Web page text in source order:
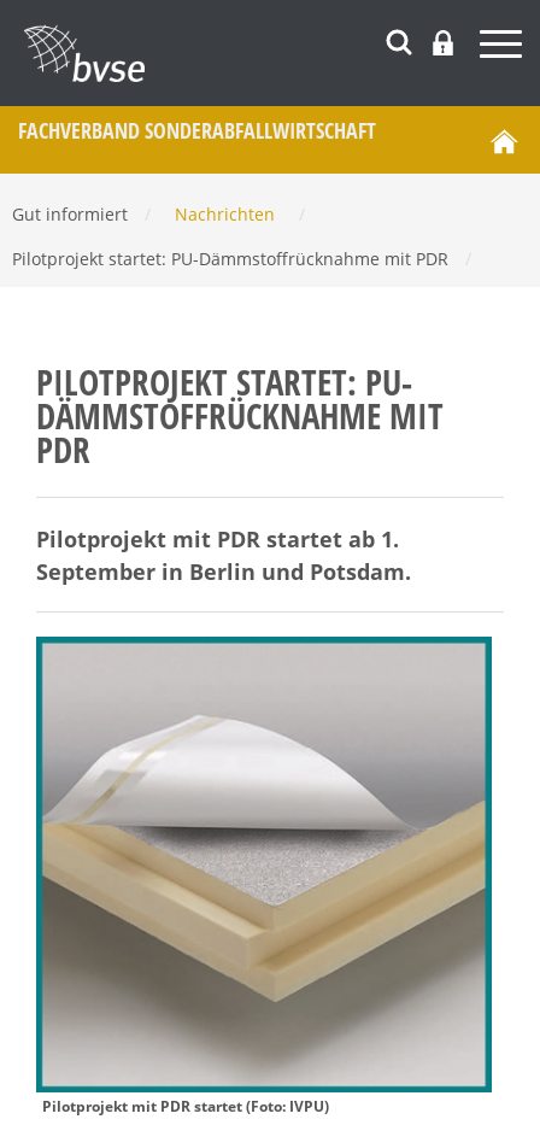
FACHVERBAND SONDERABFALL­WIRTSCHAFT
Gut informiert Nachrichten
Pilotprojekt startet: PU-Dämmstoffrücknahme mit PDR
PILOTPROJEKT STARTET: PU-
DÄMMSTOFFRÜCKNAHME MIT
PDR
Pilotprojekt mit PDR startet ab 1.
September in Berlin und Potsdam.
Pilotprojekt mit PDR startet (Foto: IVPU)